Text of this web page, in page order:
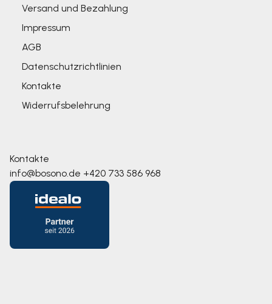
Versand und Bezahlung
Impressum
AGB
Datenschutzrichtlinien
Kontakte
Widerrufsbelehrung
Kontakte
info@bosono.de +420 733 586 968